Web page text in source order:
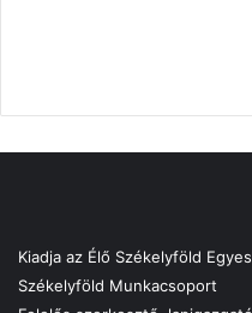
Kiadja az Élő Székelyföld
Székelyföld Munkacsoport